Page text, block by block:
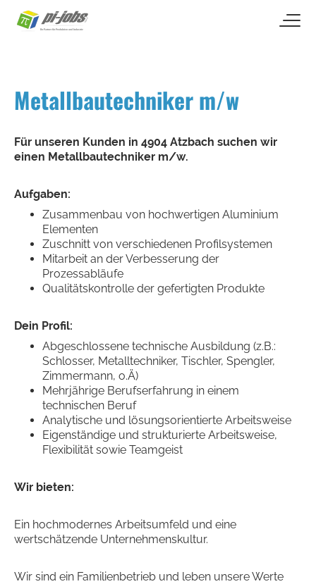
Metallbautechniker m/w
Für unseren Kunden in 4904 Atzbach suchen wir
einen Metallbautechniker m/w.
Aufgaben:
Zusammenbau von hochwertigen Aluminium
Elementen
Zuschnitt von verschiedenen Profilsystemen
Mitarbeit an der Verbesserung der
Prozessabläufe
Qualitätskontrolle der gefertigten Produkte
Dein Profil:
Abgeschlossene technische Ausbildung (z.B.:
Schlosser, Metalltechniker, Tischler, Spengler,
Zimmermann, o.Ä)
Mehrjährige Berufserfahrung in einem
technischen Beruf
Analytische und lösungsorientierte Arbeitsweise
Eigenständige und strukturierte Arbeitsweise,
Flexibilität sowie Teamgeist
Wir bieten:
Ein hochmodernes Arbeitsumfeld und eine
wertschätzende Unternehmenskultur.
Wir sind ein Familienbetrieb und leben unsere Werte